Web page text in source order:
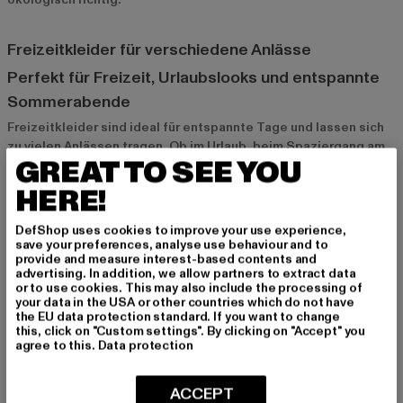
Freizeitkleider für verschiedene Anlässe
Perfekt für Freizeit, Urlaubslooks und entspannte
Sommerabende
Freizeitkleider sind ideal für entspannte Tage und lassen sich
zu vielen Anlässen tragen. Ob im Urlaub, beim Spaziergang am
Strand oder beim gemütlichen Abendessen – ein luftiges
Maxikleid oder ein leichtes T-Shirt-Kleid sorgt für den
perfekten Sommerlook. Freizeitkleider bieten dir Komfort und
Stil in einem, sodass du dich in jeder Situation wohl und gut
angezogen fühlst.
Die ideale Wahl für spontane Ausflüge und
gemütliche Tage
Auch für spontane Ausflüge oder einen gemütlichen Tag zu
schnell überziehen und bist im Handumdrehen gut gekleidet.
Dank der lockeren Schnitte und der weichen Materialien bieten
GREAT TO SEE YOU
HERE!
DefShop uses cookies to improve your use experience,
save your preferences, analyse use behaviour and to
provide and measure interest-based contents and
advertising. In addition, we allow partners to extract data
or to use cookies. This may also include the processing of
your data in the USA or other countries which do not have
the EU data protection standard. If you want to change
this, click on "Custom settings". By clicking on "Accept" you
agree to this. Data protection
ACCEPT